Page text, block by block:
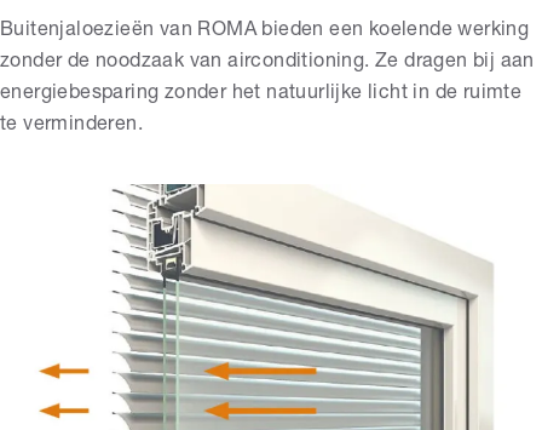
Buitenjaloezieën van ROMA bieden een koelende werking
zonder de noodzaak van airconditioning. Ze dragen bij aan
energiebesparing zonder het natuurlijke licht in de ruimte
te verminderen.